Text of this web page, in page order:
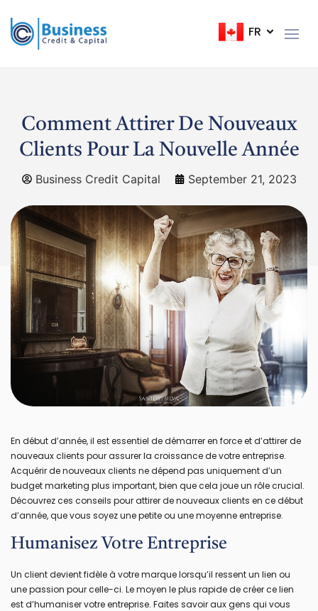
FR
EN
Comment Attirer De Nouveaux
Clients Pour La Nouvelle Année
Business Credit Capital September 21, 2023
En début d’année, il est essentiel de démarrer en force et d’attirer de
nouveaux clients pour assurer la croissance de votre entreprise.
Acquérir de nouveaux clients ne dépend pas uniquement d’un
budget marketing plus important, bien que cela joue un rôle crucial.
Découvrez ces conseils pour attirer de nouveaux clients en ce début
d’année, que vous soyez une petite ou une moyenne entreprise.
Humanisez Votre Entreprise
Un client devient fidèle à votre marque lorsqu’il ressent un lien ou
une passion pour celle-ci. Le moyen le plus rapide de créer ce lien
est d’humaniser votre entreprise. Faites savoir aux gens qui vous